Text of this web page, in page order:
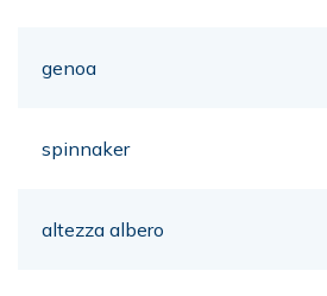
genoa
spinnaker
altezza albero